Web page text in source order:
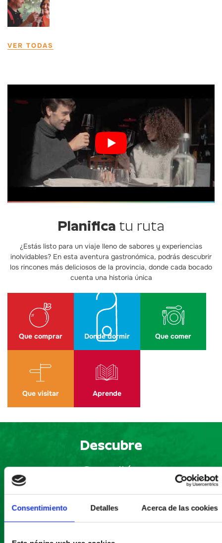
Consentimiento Detalles Acerca de las cookies
VER TODAS
Planifica tu ruta
¿Estás listo para un viaje lleno de sabores y experiencias
inolvidables? En esta aventura gastronómica, podrás descubrir
los rincones más deliciosos de la provincia, donde cada bocado
cuenta una historia única
Que comprar Donde dormir Que comer
Que visitar Aprende
Descubre
Castellón